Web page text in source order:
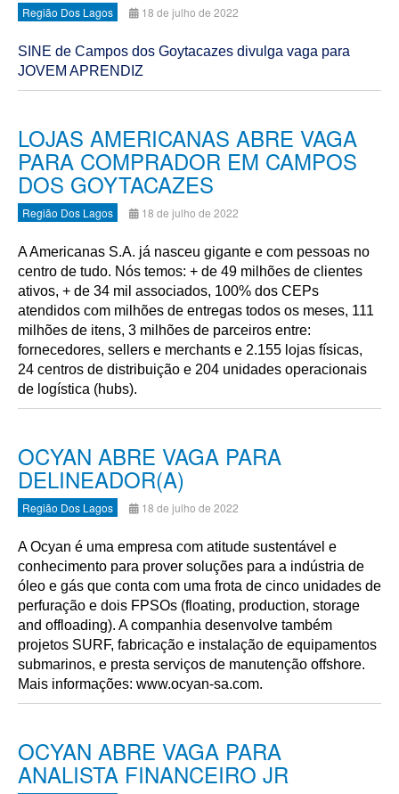
Região Dos Lagos 18 de julho de 2022
SINE de Campos dos Goytacazes divulga vaga para
JOVEM APRENDIZ
LOJAS AMERICANAS ABRE VAGA
PARA COMPRADOR EM CAMPOS
DOS GOYTACAZES
Região Dos Lagos 18 de julho de 2022
A Americanas S.A. já nasceu gigante e com pessoas no
centro de tudo. Nós temos: + de 49 milhões de clientes
ativos, + de 34 mil associados, 100% dos CEPs
atendidos com milhões de entregas todos os meses, 111
milhões de itens, 3 milhões de parceiros entre:
fornecedores, sellers e merchants e 2.155 lojas físicas,
24 centros de distribuição e 204 unidades operacionais
de logística (hubs).
OCYAN ABRE VAGA PARA
DELINEADOR(A)
Região Dos Lagos 18 de julho de 2022
A Ocyan é uma empresa com atitude sustentável e
conhecimento para prover soluções para a indústria de
óleo e gás que conta com uma frota de cinco unidades de
perfuração e dois FPSOs (floating, production, storage
and offloading). A companhia desenvolve também
projetos SURF, fabricação e instalação de equipamentos
submarinos, e presta serviços de manutenção offshore.
Mais informações: www.ocyan-sa.com.
OCYAN ABRE VAGA PARA
ANALISTA FINANCEIRO JR